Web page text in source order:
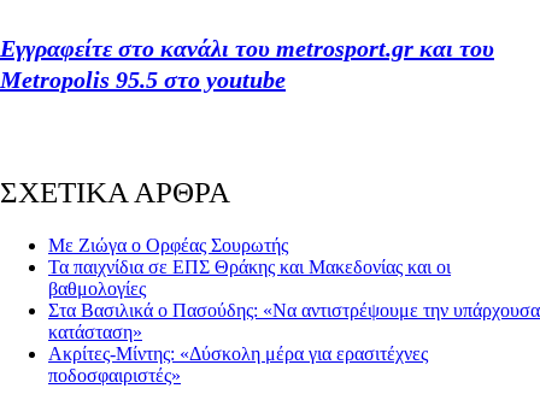
Εγγραφείτε στο κανάλι του metrosport.gr και του
Metropolis 95.5 στο youtube
ΣΧΕΤΙΚΑ ΑΡΘΡΑ
Με Ζιώγα ο Ορφέας Σουρωτής
Τα παιχνίδια σε ΕΠΣ Θράκης και Μακεδονίας και οι
βαθμολογίες
Στα Βασιλικά ο Πασούδης: «Να αντιστρέψουμε την υπάρχουσα
κατάσταση»
Ακρίτες-Μίντης: «Δύσκολη μέρα για ερασιτέχνες
ποδοσφαιριστές»